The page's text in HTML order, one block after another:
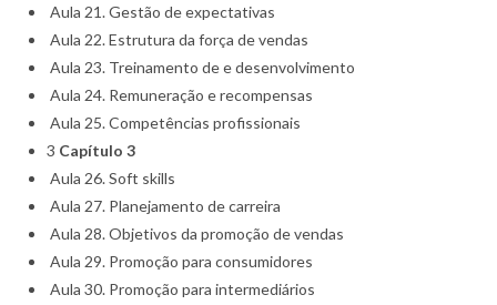
Aula 21. Gestão de expectativas
Aula 22. Estrutura da força de vendas
Aula 23. Treinamento de e desenvolvimento
Aula 24. Remuneração e recompensas
Aula 25. Competências profissionais
3 Capítulo 3
Aula 26. Soft skills
Aula 27. Planejamento de carreira
Aula 28. Objetivos da promoção de vendas
Aula 29. Promoção para consumidores
Aula 30. Promoção para intermediários